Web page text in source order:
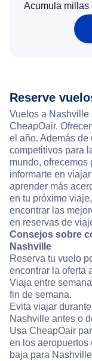
Acumula millas
Reserve
Vuelos a Nashville
CheapOair.
el año. Además de
competitivos para
mundo, ofrecemos
informarte en
aprender más
en tu próximo
encontrar las
en reservas de
Consejos sobre
Nashville
Reserva tu vuelo
encontrar la oferta
Viaja entre
fin de semana.
Evita viajar
Nashville antes o
Usa CheapOair
en los aeropuertos
baja para